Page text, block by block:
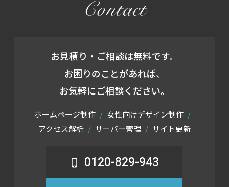
Contact
お見積り・ご相談は無料です。
お困りのことがあれば、
お気軽にご相談ください。
ホームページ制作
女性向けデザイン制作
アクセス解析
サーバー管理 サイト更新
0120-829-943